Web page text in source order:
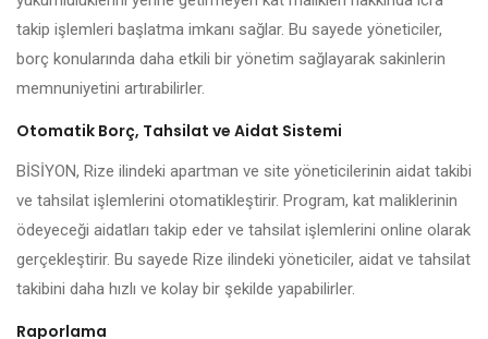
takip işlemleri başlatma imkanı sağlar. Bu sayede yöneticiler,
borç konularında daha etkili bir yönetim sağlayarak sakinlerin
memnuniyetini artırabilirler.
Otomatik Borç, Tahsilat ve Aidat Sistemi
BİSİYON, Rize ilindeki apartman ve site yöneticilerinin aidat takibi
ve tahsilat işlemlerini otomatikleştirir. Program, kat maliklerinin
ödeyeceği aidatları takip eder ve tahsilat işlemlerini online olarak
gerçekleştirir. Bu sayede Rize ilindeki yöneticiler, aidat ve tahsilat
takibini daha hızlı ve kolay bir şekilde yapabilirler.
Raporlama